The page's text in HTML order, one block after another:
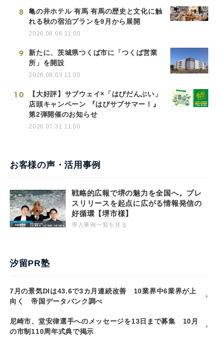
8
亀の井ホテル 有馬 有馬の歴史と文化に触
れる秋の宿泊プランを9月から展開
2026.08.06 11:00
9
新たに、茨城県つくば市に「つくば営業
所」を開設
2026.08.03 11:00
10
【大好評】サブウェイ×「はぴだんぶい」
店頭キャンペーン 『はぴサブサマー！』
第2弾開催のお知らせ
2026.07.31 11:00
お客様の声・活用事例
戦略的広報で堺の魅力を全国へ。プレ
スリリースを起点に広がる情報発信の
好循環【堺市様】
導入事例一覧を見る
汐留PR塾
7月の景気DIは43.6で3カ月連続改善 10業界中6業界が上
向く 帝国データバンク調べ
尼崎市、堂安律選手へのメッセージを13日まで募集 10月
の市制110周年式典で掲示